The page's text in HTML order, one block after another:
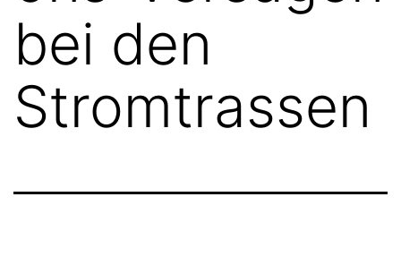
bei den
Stromtrassen